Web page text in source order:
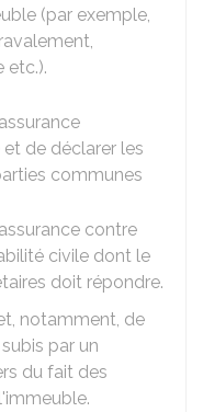
(par exemple,
etc.).
de déclarer les
communes
contre
civile dont le
doit répondre.
notamment, de
par un
du fait des